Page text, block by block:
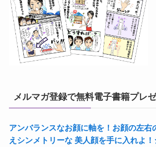
メルマガ登録で無料電子書籍プレ
アンバランスなお顔に軸を！お顔の左右
えシンメトリーな 美人顔を手に入れよ